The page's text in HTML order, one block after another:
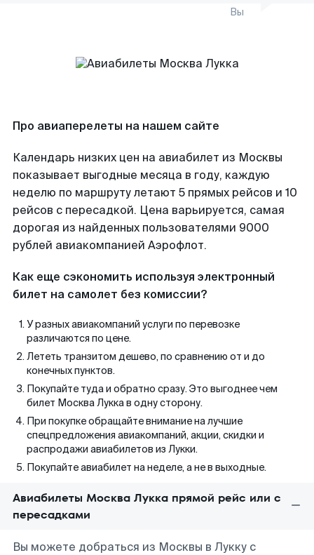
Вы
Про авиаперелеты на нашем сайте
Календарь низких цен на авиабилет из Москвы
показывает выгодные месяца в году, каждую
неделю по маршруту летают 5 прямых рейсов и 10
рейсов с пересадкой. Цена варьируется, самая
дорогая из найденных пользователями 9000
рублей авиакомпанией Аэрофлот.
Как еще сэкономить используя электронный
билет на самолет без комиссии?
У разных авиакомпаний услуги по перевозке
различаются по цене.
Лететь транзитом дешево, по сравнению от и до
конечных пунктов.
Покупайте туда и обратно сразу. Это выгоднее чем
билет Москва Лукка в одну сторону.
При покупке обращайте внимание на лучшие
спецпредложения авиакомпаний, акции, скидки и
распродажи авиабилетов из Лукки.
Покупайте авиабилет на неделе, а не в выходные.
Авиабилеты Москва Лукка прямой рейс или с
пересадками
Вы можете добраться из Москвы в Лукку с